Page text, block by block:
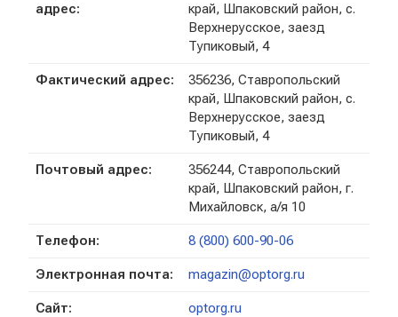
адрес:
край, Шпаковский район, с.
Верхнерусское, заезд
Тупиковый, 4
Фактический адрес:
356236, Ставропольский
край, Шпаковский район, с.
Верхнерусское, заезд
Тупиковый, 4
Почтовый адрес:
356244, Ставропольский
край, Шпаковский район, г.
Михайловск, а/я 10
Телефон: 8 (800) 600-90-06
Электронная почта: magazin@optorg.ru
Сайт: optorg.ru